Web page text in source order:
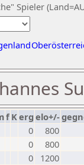
Spieler
f Kerg elo+/-
0
800
0
800
0
1200